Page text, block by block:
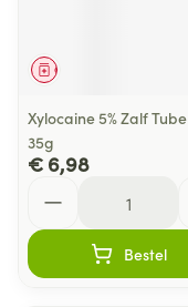
Geneesmiddel
Xylocaine 5% Zalf Tube
35g
€ 6,98
Bestel